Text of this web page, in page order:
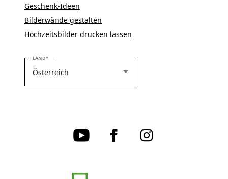
Geschenk-Ideen
Bilderwände gestalten
Hochzeitsbilder drucken lassen
LANDBITTE WÄHLEN SIE IHR LAND